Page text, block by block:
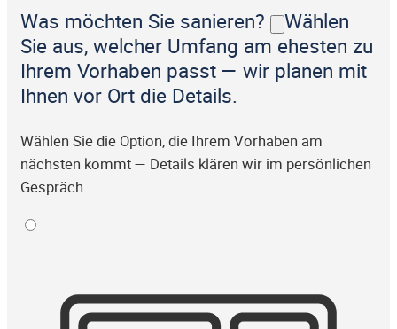
Was möchten Sie sanieren?
Wählen
Sie aus, welcher Umfang am ehesten zu
Ihrem Vorhaben passt — wir planen mit
Ihnen vor Ort die Details.
Wählen Sie die Option, die Ihrem Vorhaben am
nächsten kommt — Details klären wir im persönlichen
Gespräch.